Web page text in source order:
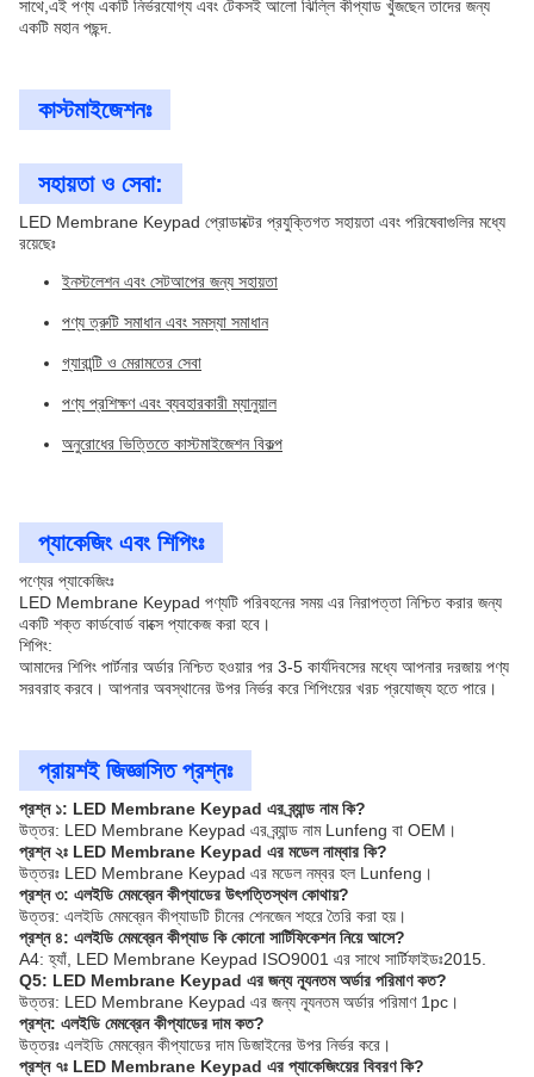
সাথে,এই পণ্য একটি নির্ভরযোগ্য এবং টেকসই আলো ঝিল্লি কীপ্যাড খুঁজছেন তাদের জন্য
একটি মহান পছন্দ.
কাস্টমাইজেশনঃ
সহায়তা ও সেবা:
LED Membrane Keypad প্রোডাক্টের প্রযুক্তিগত সহায়তা এবং পরিষেবাগুলির মধ্যে
রয়েছেঃ
ইনস্টলেশন এবং সেটআপের জন্য সহায়তা
পণ্য ত্রুটি সমাধান এবং সমস্যা সমাধান
গ্যারান্টি ও মেরামতের সেবা
পণ্য প্রশিক্ষণ এবং ব্যবহারকারী ম্যানুয়াল
অনুরোধের ভিত্তিতে কাস্টমাইজেশন বিকল্প
প্যাকেজিং এবং শিপিংঃ
পণ্যের প্যাকেজিংঃ
LED Membrane Keypad পণ্যটি পরিবহনের সময় এর নিরাপত্তা নিশ্চিত করার জন্য
একটি শক্ত কার্ডবোর্ড বাক্সে প্যাকেজ করা হবে।
শিপিং:
আমাদের শিপিং পার্টনার অর্ডার নিশ্চিত হওয়ার পর 3-5 কার্যদিবসের মধ্যে আপনার দরজায় পণ্য
সরবরাহ করবে। আপনার অবস্থানের উপর নির্ভর করে শিপিংয়ের খরচ প্রযোজ্য হতে পারে।
প্রায়শই জিজ্ঞাসিত প্রশ্নঃ
প্রশ্ন ১: LED Membrane Keypad এর ব্র্যান্ড নাম কি?
উত্তর: LED Membrane Keypad এর ব্র্যান্ড নাম Lunfeng বা OEM।
প্রশ্ন ২ঃ LED Membrane Keypad এর মডেল নাম্বার কি?
উত্তরঃ LED Membrane Keypad এর মডেল নম্বর হল Lunfeng।
প্রশ্ন ৩: এলইডি মেমব্রেন কীপ্যাডের উৎপত্তিস্থল কোথায়?
উত্তর: এলইডি মেমব্রেন কীপ্যাডটি চীনের শেনজেন শহরে তৈরি করা হয়।
প্রশ্ন ৪: এলইডি মেমব্রেন কীপ্যাড কি কোনো সার্টিফিকেশন নিয়ে আসে?
A4: হ্যাঁ, LED Membrane Keypad ISO9001 এর সাথে সার্টিফাইডঃ2015.
Q5: LED Membrane Keypad এর জন্য ন্যূনতম অর্ডার পরিমাণ কত?
উত্তর: LED Membrane Keypad এর জন্য ন্যূনতম অর্ডার পরিমাণ 1pc।
প্রশ্ন: এলইডি মেমব্রেন কীপ্যাডের দাম কত?
উত্তরঃ এলইডি মেমব্রেন কীপ্যাডের দাম ডিজাইনের উপর নির্ভর করে।
প্রশ্ন ৭ঃ LED Membrane Keypad এর প্যাকেজিংয়ের বিবরণ কি?